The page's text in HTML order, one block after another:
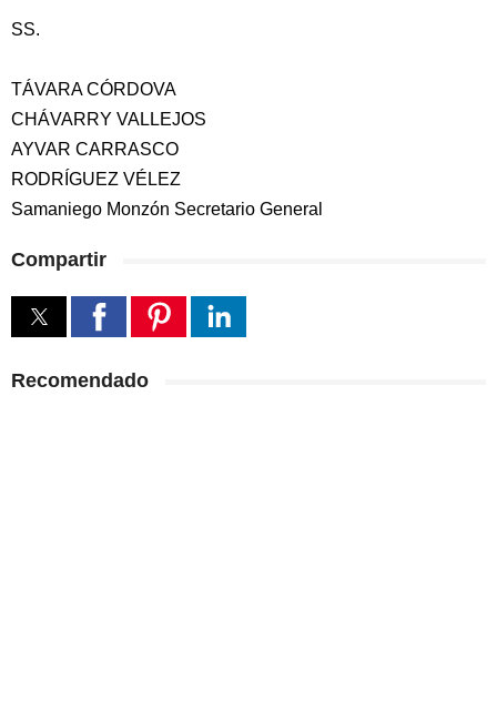
SS.
TÁVARA CÓRDOVA
CHÁVARRY VALLEJOS
AYVAR CARRASCO
RODRÍGUEZ VÉLEZ
Samaniego Monzón Secretario General
Compartir
Recomendado